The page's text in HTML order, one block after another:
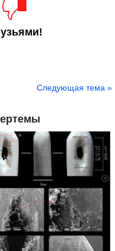
Следующая тема »